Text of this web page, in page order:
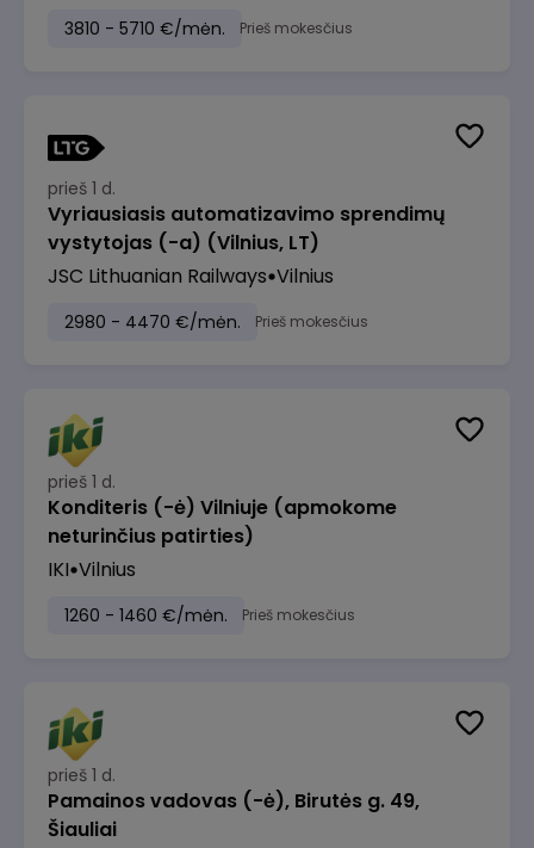
3810 - 5710 €/mėn. Prieš mokesčius
prieš 1 d.
Vyriausiasis automatizavimo sprendimų
vystytojas (-a) (Vilnius, LT)
JSC Lithuanian Railways Vilnius
2980 - 4470 €/mėn. Prieš mokesčius
prieš 1 d.
Konditeris (-ė) Vilniuje (apmokome
neturinčius patirties)
IKI Vilnius
1260 - 1460 €/mėn. Prieš mokesčius
prieš 1 d.
Pamainos vadovas (-ė), Birutės g. 49,
Šiauliai